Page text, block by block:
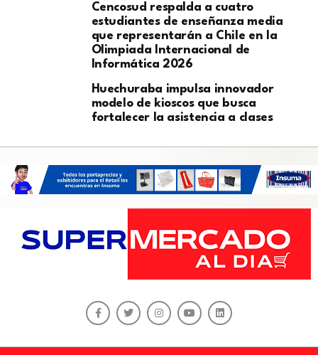
Cencosud respalda a cuatro
estudiantes de enseñanza media
que representarán a Chile en la
Olimpiada Internacional de
Informática 2026
Huechuraba impulsa innovador
modelo de kioscos que busca
fortalecer la asistencia a clases